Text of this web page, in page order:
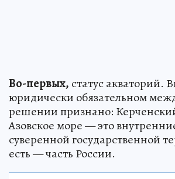
Во-первых, статус акваторий.
юридически обязательном
решении признано:
Азовское море — это
суверенной государственной
есть — часть России.